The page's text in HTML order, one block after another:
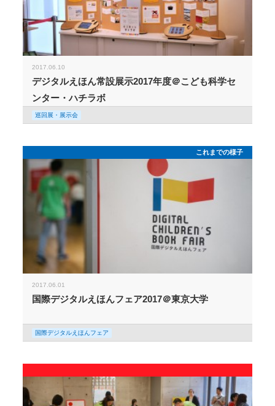
2017.06.10
デジタルえほん常設展示2017年度＠こども科学セ
ンター・ハチラボ
巡回展・展示会
これまでの様子
2017.06.01
国際デジタルえほんフェア2017＠東京大学
国際デジタルえほんフェア